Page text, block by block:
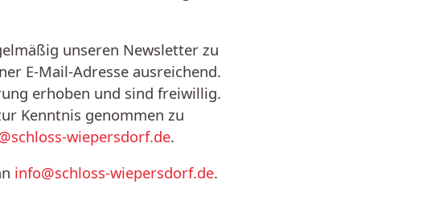
unseren Newsletter zu
E-Mail-Adresse ausreichend.
erhoben und sind freiwillig.
Kenntnis genommen zu
wiepersdorf.de.
info@schloss-wiepersdorf.de.